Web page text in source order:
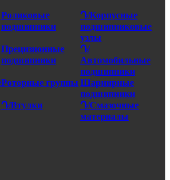
Роликовые
подшипники
Դ/Корпусные
подшипниковые
узлы
Прецизионные
подшипники
Դ/
Автомобильные
подшипники
Роторные группы Шарнирные
подшипники
Դ/Втулки
Դ/Смазочные
материалы